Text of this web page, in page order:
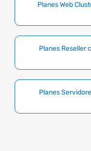
Planes Web
Planes Reseller
Planes